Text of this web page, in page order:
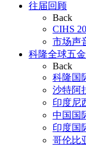
往届回顾
Back
CIHS
市场声
科隆全球五
Back
科隆国
沙特阿
印度尼
中国国
印度国
哥伦比